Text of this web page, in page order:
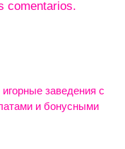
comentarios.
заведения с
и бонусными